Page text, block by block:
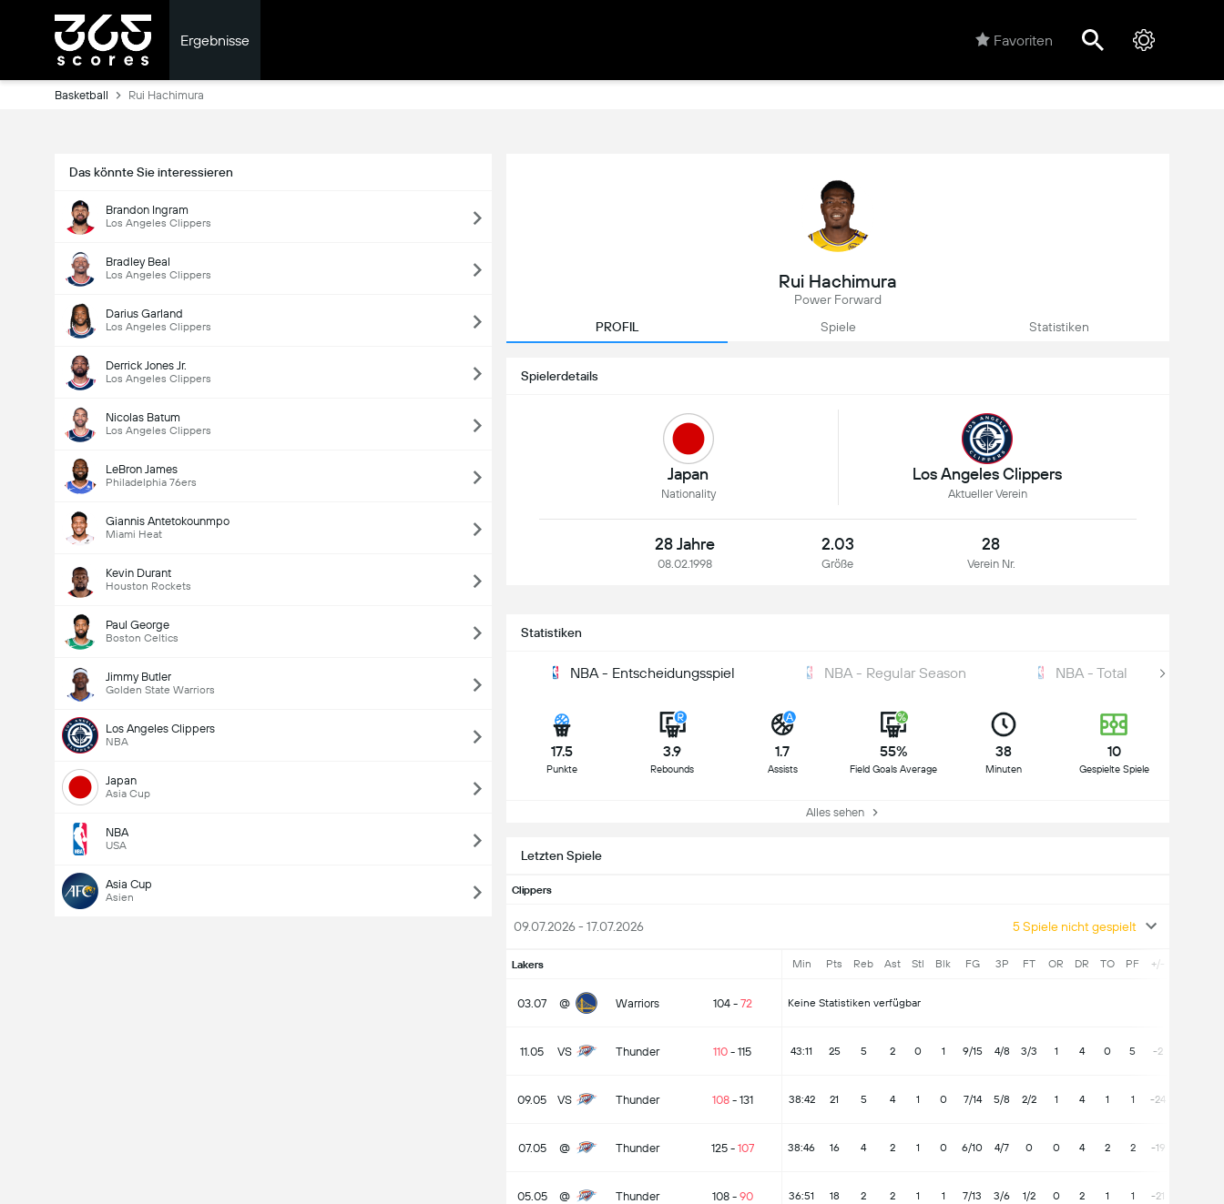
Ergebnisse Favoriten
Basketball Rui Hachimura
Das könnte Sie interessieren
Brandon Ingram
Los Angeles Clippers
Bradley Beal
Los Angeles Clippers
Darius Garland
Los Angeles Clippers
Derrick Jones Jr.
Los Angeles Clippers
Nicolas Batum
Los Angeles Clippers
LeBron James
Philadelphia 76ers
Giannis Antetokounmpo
Miami Heat
Kevin Durant
Houston Rockets
Paul George
Boston Celtics
Jimmy Butler
Golden State Warriors
Los Angeles Clippers
NBA
Japan
Asia Cup
NBA
USA
Asia Cup
Asien
Rui Hachimura
Power Forward
PROFIL
Spiele Statistiken
Spielerdetails
Japan
Nationality
Los Angeles Clippers
Aktueller Verein
28 Jahre
08.02.1998
2.03
Größe
28
Verein Nr.
Statistiken
NBA - Entscheidungsspiel NBA - Regular Season NBA - Total
17.5
Punkte
3.9
Rebounds
1.7
Assists
55%
Field Goals Average
38
Minuten
10
Gespielte Spiele
Alles sehen
Letzten Spiele
Clippers
09.07.2026 - 17.07.2026 5 Spiele nicht gespielt
Lakers Min Pts Reb Ast Stl Blk FG 3P FT OR DR TO PF +/-
03.07 @ Warriors 104- 72 Keine Statistiken verfügbar
11.05 VS Thunder 110 - 115 43:11 25 5 2 0 1 9/15 4/8 3/3 1 4 0 5 -2
09.05 VS Thunder 108- 131 38:42 21 5 4 1 0 7/14 5/8 2/2 1 4 1 1 -24
07.05 @ Thunder 125- 107 38:46 16 4 2 1 0 6/10 4/7 0 0 4 2 2 -19
05.05 @ Thunder 108- 90 36:51 18 2 2 1 1 7/13 3/6 1/2 0 2 1 1 -21